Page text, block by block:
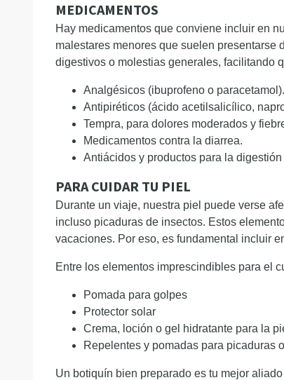
MEDICAMENTOS
Hay medicamentos que conviene incluir en
malestares menores que suelen presentarse
digestivos o molestias generales, facilitando
Analgésicos (ibuprofeno o paracetamol).
Antipiréticos (ácido acetilsalicílico,
Tempra, para dolores moderados y
Medicamentos contra la diarrea.
Antiácidos y productos para la
PARA CUIDAR TU PIEL
Durante un viaje, nuestra piel puede verse
incluso picaduras de insectos. Estos
vacaciones. Por eso, es fundamental incluir
Entre los elementos imprescindibles para el
Pomada para golpes
Protector solar
Crema, loción o gel hidratante para la
Repelentes y pomadas para picaduras
Un botiquín bien preparado es tu mejor